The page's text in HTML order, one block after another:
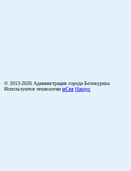
© 2013-2026 Администрация города Белокуриха
Используются технологии uCoz Наверх